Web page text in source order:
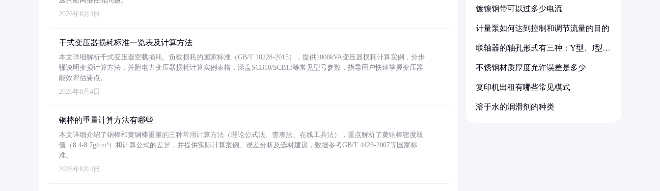
2026年8月4日
干式变压器损耗标准一览表及计算方法
本文详细解析干式变压器空载损耗、负载损耗的国家标准（GB/T 10228-2015），提供1000kVA变压器损耗计算实例，分步
骤说明变损计算方法，并附电力变压器损耗计算实例表格，涵盖SCB10/SCB13等常见型号参数，指导用户快速掌握变压器
能效评估要点。
2026年8月4日
铜棒的重量计算方法有哪些
本文详细介绍了铜棒和黄铜棒重量的三种常用计算方法（理论公式法、查表法、在线工具法），重点解析了黄铜棒密度取
值（8.4-8.7g/cm³）和计算公式的差异，并提供实际计算案例、误差分析及选材建议，数据参考GB/T 4423-2007等国家标
准。
2026年8月4日
镀镍钢带可以过多少电流
计量泵如何达到控制和调节流量的目的
联轴器的轴孔形式有三种：Y型、J型、
不锈钢材质厚度允许误差是多少
复印机出租有哪些常见模式
溶于水的润滑剂的种类